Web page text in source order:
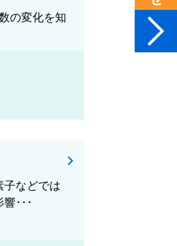
の変化を知
子などでは
･･･